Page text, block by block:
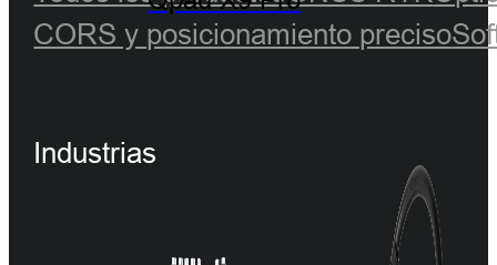
CORS y posicionamiento preciso
Industrias